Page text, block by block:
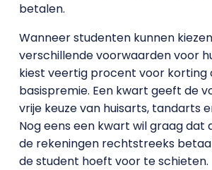
betalen.
Wanneer studenten kunnen
verschillende voorwaarden voor
kiest veertig procent voor korting
basispremie. Een kwart geeft de
vrije keuze van huisarts, tandarts
Nog eens een kwart wil graag dat
de rekeningen rechtstreeks
de student hoeft voor te schieten.